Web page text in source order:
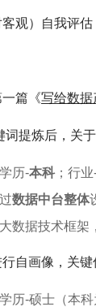
观）自我评
篇《写给数据
提炼后，关
历-本科；行
数据中台整体
数据技术框架
自画像，关键
历-硕士（本